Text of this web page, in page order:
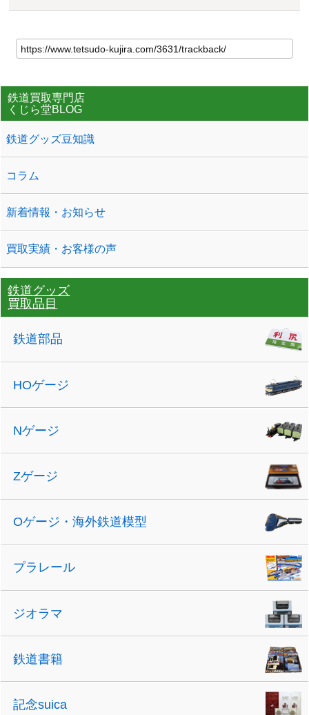
鉄道買取専門店
くじら堂BLOG
鉄道グッズ豆知識
コラム
新着情報・お知らせ
買取実績・お客様の声
鉄道グッズ
買取品目
鉄道部品
HOゲージ
Nゲージ
Zゲージ
Oゲージ・海外鉄道模型
プラレール
ジオラマ
鉄道書籍
記念suica